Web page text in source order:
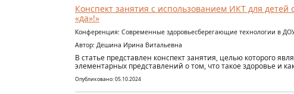
Конспект занятия с использованием ИКТ для
«да»!»
Конференция: Современные здоровьесберегающие технологии в
Автор: Дешина Ирина Витальевна
В статье представлен конспект занятия, целью которого
элементарных представлений о том, что такое здоровье и
Опубликовано: 05.10.2024